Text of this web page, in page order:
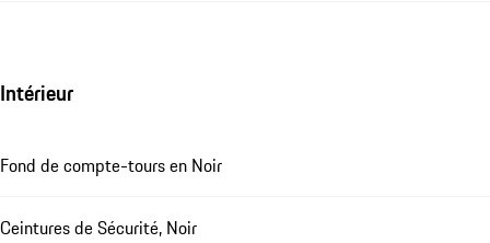
Intérieur
Fond de compte-tours en Noir
Ceintures de Sécurité, Noir